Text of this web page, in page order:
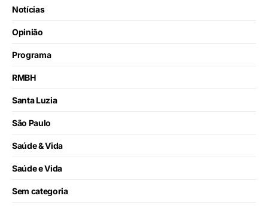
Notícias
Opinião
Programa
RMBH
Santa Luzia
São Paulo
Saúde & Vida
Saúde e Vida
Sem categoria